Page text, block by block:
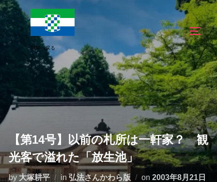
コ
ン
ン
ッ
サイド
【第14号】以前の札所は一軒家？ 観
光客で溢れた「放生池」
by 大塚耕平 in 弘法さんかわら版 on 投
2003年8月21日